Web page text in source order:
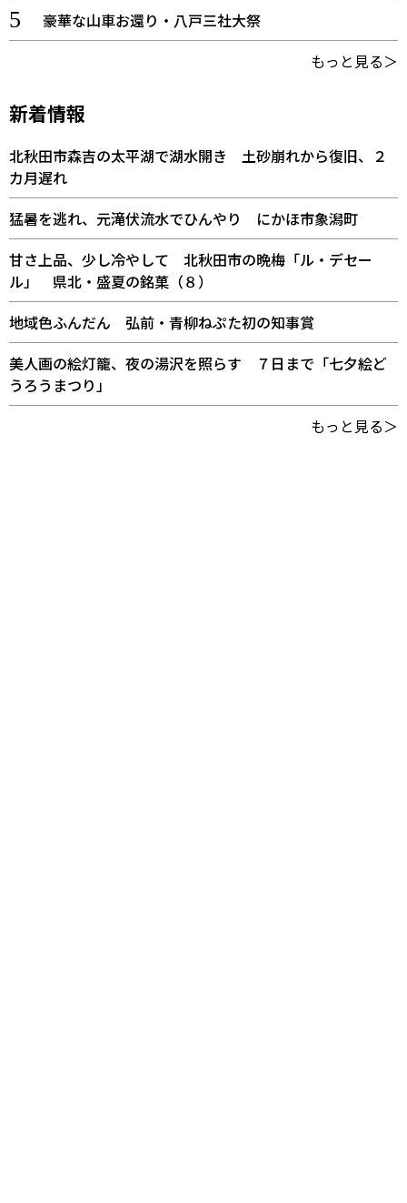
豪華な山車お還り・八戸三社大祭
もっと見る＞
新着情報
北秋田市森吉の太平湖で湖水開き 土砂崩れから復旧、２
カ月遅れ
猛暑を逃れ、元滝伏流水でひんやり にかほ市象潟町
甘さ上品、少し冷やして 北秋田市の晩梅「ル・デセー
ル」 県北・盛夏の銘菓（８）
地域色ふんだん 弘前・青柳ねぷた初の知事賞
美人画の絵灯籠、夜の湯沢を照らす ７日まで「七夕絵ど
うろうまつり」
もっと見る＞